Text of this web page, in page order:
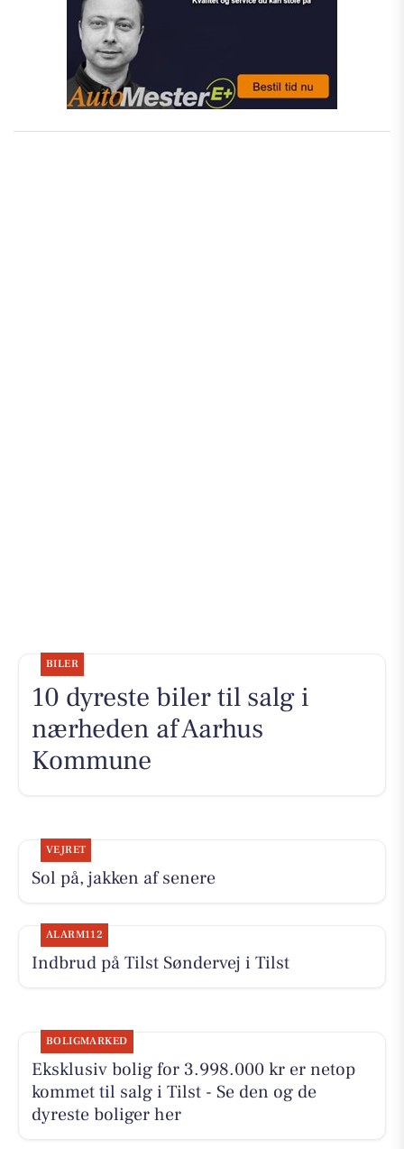
BILER
10 dyreste biler til salg i
nærheden af Aarhus
Kommune
VEJRET
Sol på, jakken af senere
ALARM112
Indbrud på Tilst Søndervej i Tilst
BOLIGMARKED
Eksklusiv bolig for 3.998.000 kr er netop
kommet til salg i Tilst - Se den og de
dyreste boliger her